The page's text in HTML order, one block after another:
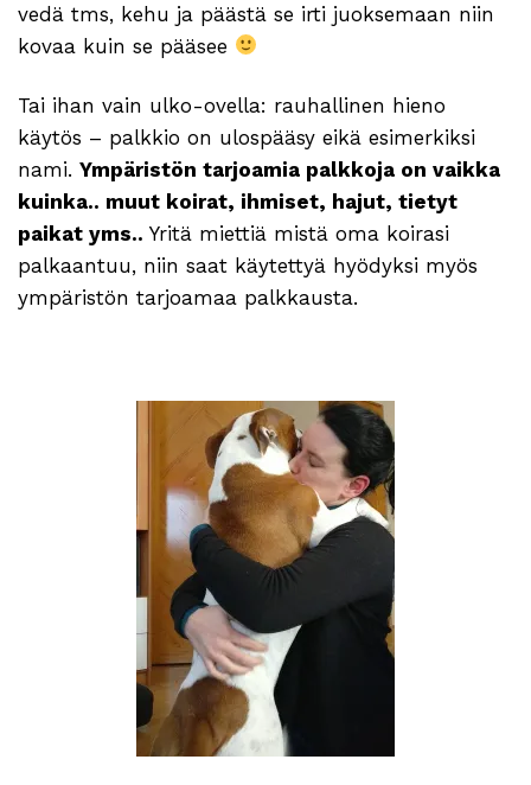
vedä tms, kehu ja päästä se irti juoksemaan niin
kovaa kuin se pääsee
Tai ihan vain ulko-ovella: rauhallinen hieno
käytös – palkkio on ulospääsy eikä esimerkiksi
nami. Ympäristön tarjoamia palkkoja on vaikka
kuinka.. muut koirat, ihmiset, hajut, tietyt
paikat yms.. Yritä miettiä mistä oma koirasi
palkaantuu, niin saat käytettyä hyödyksi myös
ympäristön tarjoamaa palkkausta.